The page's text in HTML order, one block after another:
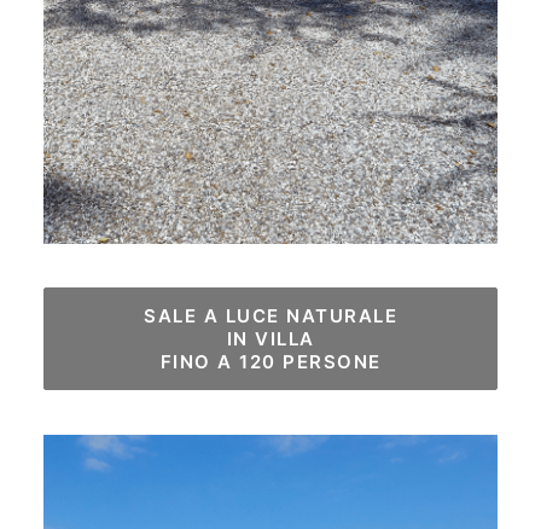
SALE A LUCE NATURALE
IN VILLA
FINO A 120 PERSONE